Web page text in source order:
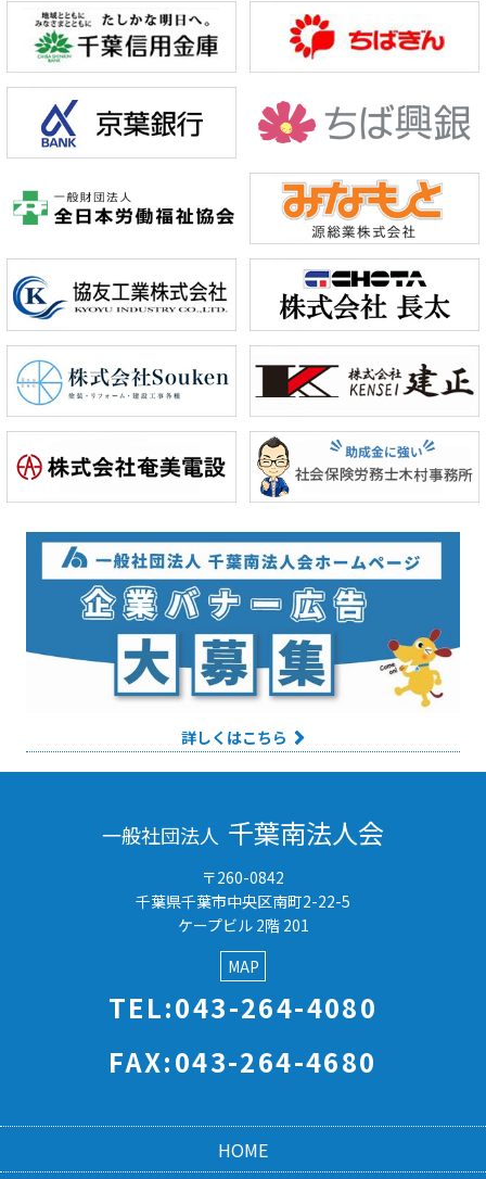
詳しくはこちら
一般社団法人 千葉南法人会
〒260-0842
千葉県千葉市中央区南町2-22-5
ケープビル 2階 201
MAP
TEL:043-264-4080
FAX:043-264-4680
HOME